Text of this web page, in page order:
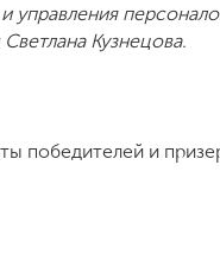
управления
Кузнецова.
победителей и